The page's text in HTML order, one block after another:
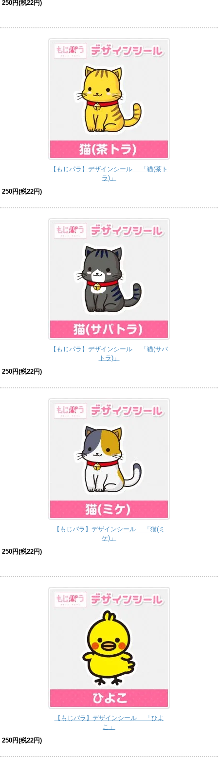
250円(税22円)
【もじパラ】デザインシール 「猫(茶ト
ラ)」
250円(税22円)
【もじパラ】デザインシール 「猫(サバ
トラ)」
250円(税22円)
【もじパラ】デザインシール 「猫(ミ
ケ)」
250円(税22円)
【もじパラ】デザインシール 「ひよ
こ」
250円(税22円)